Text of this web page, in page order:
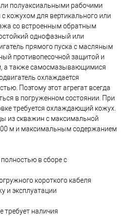
полуаксиальными рабочими
кожухом для вертикального или
со встроенным обратным
однофазный или
прямого пуска с масляным
противопесочной защитой и
а также самосмазывающимися
охлаждается
Поэтому этот агрегат всегда
в погруженном состоянии. При
требуется охлаждающий кожух.
из скважин с максимальной
м и максимальным содержанием
в сборе с
короткого кабеля
и эксплуатации
требует наличия